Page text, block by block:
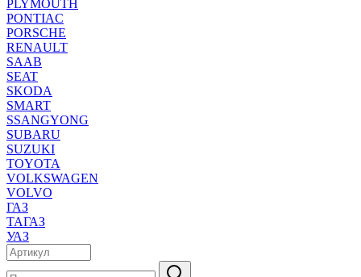
PLYMOUTH
PONTIAC
PORSCHE
RENAULT
SAAB
SEAT
SKODA
SMART
SSANGYONG
SUBARU
SUZUKI
TOYOTA
VOLKSWAGEN
VOLVO
ГАЗ
ТАГАЗ
УАЗ